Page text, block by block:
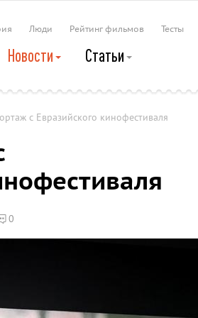
Люди Рейтинг фильмов Тесты
Новости Статьи
с Евразийского кинофестиваля
0